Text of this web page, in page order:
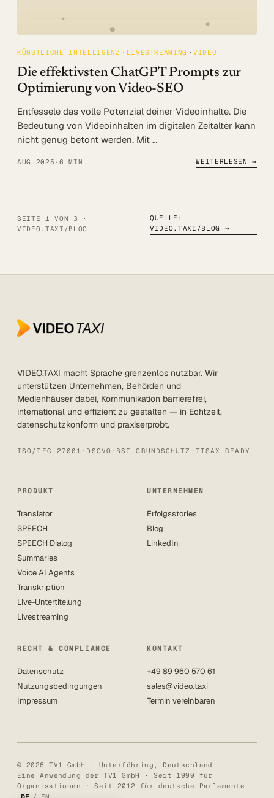
KÜNSTLICHE INTELLIGENZ LIVESTREAMING VIDEO
Die effektivsten ChatGPT Prompts zur
Optimierung von Video-SEO
Entfessele das volle Potenzial deiner Videoinhalte. Die
Bedeutung von Videoinhalten im digitalen Zeitalter kann
nicht genug betont werden. Mit …
AUG 2025 · 6 MIN WEITERLESEN →
SEITE 1 VON 3 ·
VIDEO.TAXI/BLOG
QUELLE:
VIDEO.TAXI/BLOG
→
VIDEO.TAXI macht Sprache grenzenlos nutzbar. Wir
unterstützen Unternehmen, Behörden und
Medienhäuser dabei, Kommunikation barrierefrei,
international und effizient zu gestalten — in Echtzeit,
datenschutzkonform und praxiserprobt.
ISO/IEC 27001 · DSGVO · BSI GRUNDSCHUTZ · TISAX READY
PRODUKT
Translator
SPEECH
SPEECH Dialog
Summaries
Voice AI Agents
Transkription
Live-Untertitelung
Livestreaming
UNTERNEHMEN
Erfolgsstories
Blog
LinkedIn
RECHT & COMPLIANCE
Datenschutz
Nutzungsbedingungen
Impressum
KONTAKT
+49 89 960 570 61
sales@video.taxi
Termin vereinbaren
© 2026 TV1 GmbH · Unterföhring, Deutschland
Eine Anwendung der TV1 GmbH · Seit 1999 für
Organisationen · Seit 2012 für deutsche Parlamente
/